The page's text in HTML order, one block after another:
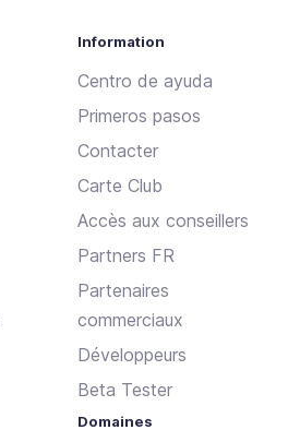
Information
Centro de ayuda
Primeros pasos
Contacter
Carte Club
Accès aux conseillers
Partners FR
Partenaires
commerciaux
Développeurs
Beta Tester
Domaines